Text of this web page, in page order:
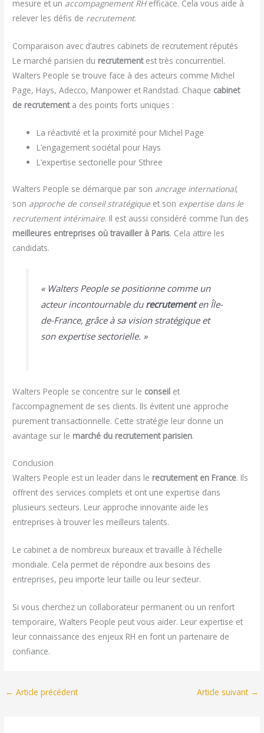
mesure et un accompagnement RHefficace. Cela vous aide à
relever les défis de recrutement.
Comparaison avec d’autres cabinets de recrutement réputés
Le marché parisien du recrutementest très concurrentiel.
Walters People se trouve face à des acteurs comme Michel
Page, Hays, Adecco, Manpower et Randstad. Chaque cabinet
de recrutementa des points forts uniques :
La réactivité et la proximité pour Michel Page
L’engagement sociétal pour Hays
L’expertise sectorielle pour Sthree
Walters People se démarque par son ancrage international,
son approche de conseil stratégique et son expertise dans le
recrutement intérimaire. Il est aussi considéré comme l’un des
meilleures entreprises où travailler à Paris. Cela attire les
candidats.
« Walters People se positionne comme un
acteur incontournable du recrutementen Île-
de-France, grâce à sa vision stratégique et
son expertise sectorielle. »
Walters People se concentre sur le conseil et
l’accompagnement de ses clients. Ils évitent une approche
purement transactionnelle. Cette stratégie leur donne un
avantage sur le marché du recrutement parisien.
Conclusion
Walters People est un leader dans le recrutement en France. Ils
offrent des services complets et ont une expertise dans
plusieurs secteurs. Leur approche innovante aide les
entreprises à trouver les meilleurs talents.
Le cabinet a de nombreux bureaux et travaille à l’échelle
mondiale. Cela permet de répondre aux besoins des
entreprises, peu importe leur taille ou leur secteur.
Si vous cherchez un collaborateur permanent ou un renfort
temporaire, Walters People peut vous aider. Leur expertise et
leur connaissance des enjeux RH en font un partenaire de
confiance.
← Article précédent Article suivant →